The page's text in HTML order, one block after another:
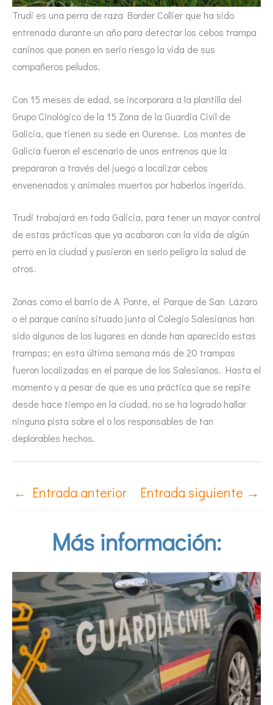
Trudi es una perra de raza Border Collier que ha sido
entrenada durante un año para detectar los cebos trampa
caninos que ponen en serio riesgo la vida de sus
compañeros peludos.
Con 15 meses de edad, se incorporara a la plantilla del
Grupo Cinológico de la 15 Zona de la Guardia Civil de
Galicia, que tienen su sede en Ourense. Los montes de
Galicia fueron el escenario de unos entrenos que la
prepararon a través del juego a localizar cebos
envenenados y animales muertos por haberlos ingerido.
Trudi trabajará en toda Galicia, para tener un mayor control
de estas prácticas que ya acabaron con la vida de algún
perro en la ciudad y pusieron en serio peligro la salud de
otros.
Zonas como el barrio de A Ponte, el Parque de San Lázaro
o el parque canino situado junto al Colegio Salesianos han
sido algunos de los lugares en donde han aparecido estas
trampas; en esta última semana más de 20 trampas
fueron localizadas en el parque de los Salesianos. Hasta el
momento y a pesar de que es una práctica que se repite
desde hace tiempo en la ciudad, no se ha logrado hallar
ninguna pista sobre el o los responsables de tan
deplorables hechos.
← Entrada anterior Entrada siguiente →
Más información: